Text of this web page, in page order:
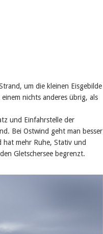
um die kleinen Eisgebilde
nichts anderes übrig, als
und Einfahrstelle der
Bei Ostwind geht man besser
hat mehr Ruhe, Stativ und
Gletschersee begrenzt.